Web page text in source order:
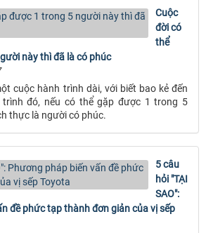
Cuộc
đời có
thể
này thì đã là có phúc
cuộc hành trình dài, với biết bao kẻ đến
trình đó, nếu có thể gặp được 1 trong 5
thực là người có phúc.
5 câu
hỏi "TẠI
SAO":
đề phức tạp thành đơn giản của vị sếp